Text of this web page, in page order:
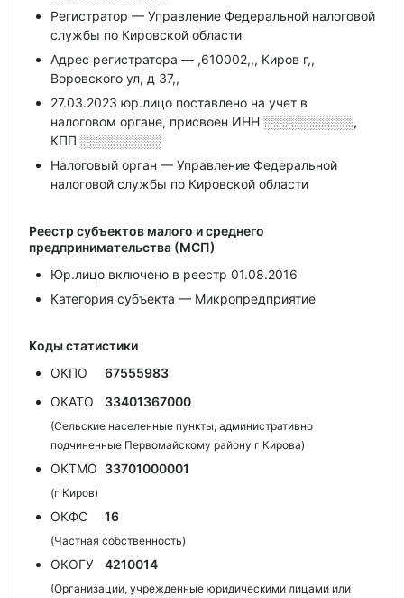
Регистратор — Управление Федеральной налоговой
службы по Кировской области
Адрес регистратора — ,610002,,, Киров г,,
Воровского ул, д 37,,
27.03.2023 юр.лицо поставлено на учет в
налоговом органе, присвоен ИНН ░░░░░░░░░░,
КПП ░░░░░░░░░
Налоговый орган — Управление Федеральной
налоговой службы по Кировской области
Реестр субъектов малого и среднего
предпринимательства (МСП)
Юр.лицо включено в реестр 01.08.2016
Категория субъекта — Микропредприятие
Коды статистики
ОКПО
67555983
ОКАТО
33401367000
(Сельские населенные пункты, административно
подчиненные Первомайскому району г Кирова)
ОКТМО 33701000001
(г Киров)
ОКФС 16
(Частная собственность)
ОКОГУ 4210014
(Организации, учрежденные юридическими лицами или